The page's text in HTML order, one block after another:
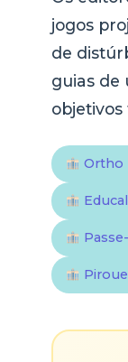
jogos
de
guias de
objetivos
Ortho